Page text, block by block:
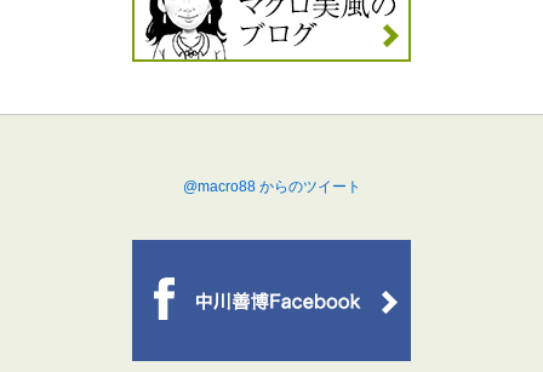
@macro88 からのツイート